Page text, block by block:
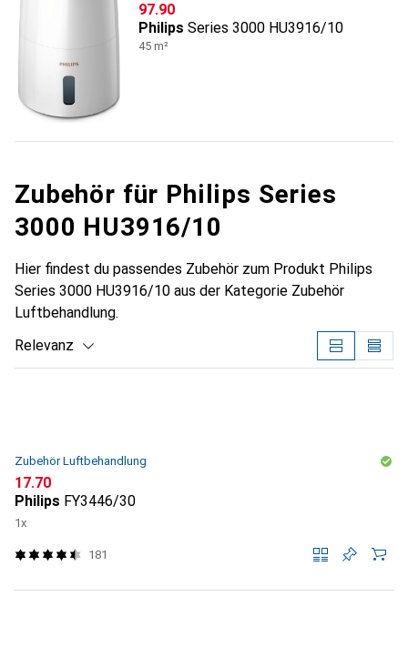
CHF
97.90
Philips Series 3000 HU3916/10
45 m²
Zubehör für Philips Series
3000 HU3916/10
Hier findest du passendes Zubehör zum Produkt Philips
Series 3000 HU3916/10 aus der Kategorie Zubehör
Luftbehandlung.
Relevanz
Zubehör Luftbehandlung
CHF
17.70
Philips FY3446/30
1x
181